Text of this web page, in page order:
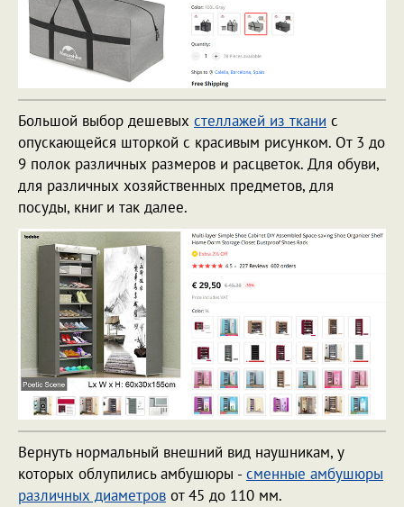
Большой выбор дешевых стеллажей из ткани с
опускающейся шторкой с красивым рисунком. От 3 до
9 полок различных размеров и расцветок. Для обуви,
для различных хозяйственных предметов, для
посуды, книг и так далее.
Вернуть нормальный внешний вид наушникам, у
которых облупились амбушюры -сменные амбушюры
различных диаметров от 45 до 110 мм.